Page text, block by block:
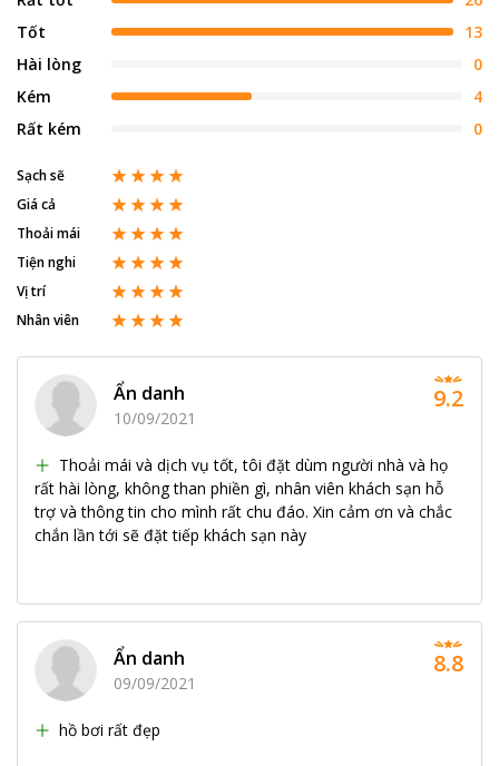
Tốt
13
Hài lòng
0
Kém
4
Rất kém
0
Sạch sẽ
Giá cả
Thoải mái
Tiện nghi
Vị trí
Nhân viên
Ẩn danh
10/09/2021
Thoải mái và dịch vụ tốt, tôi đặt dùm người nhà và họ
rất hài lòng, không than phiền gì, nhân viên khách sạn hỗ
trợ và thông tin cho mình rất chu đáo. Xin cảm ơn và chắc
chắn lần tới sẽ đặt tiếp khách sạn này
9.2
Ẩn danh
09/09/2021
hồ bơi rất đẹp
8.8